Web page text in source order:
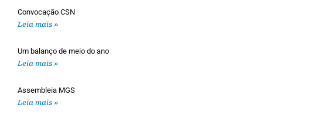
Convocação CSN
Leia mais »
Um balanço de meio do ano
Leia mais »
Assembleia MGS
Leia mais »